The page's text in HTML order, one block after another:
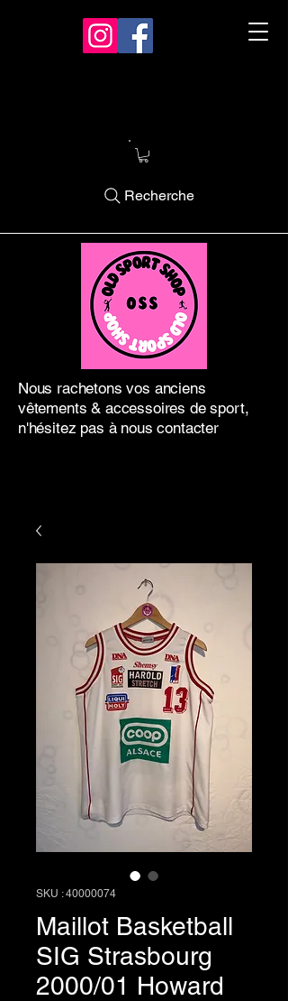
Nous rachetons vos anciens
vêtements & accessoires de sport,
n'hésitez pas à nous contacter
Recherche
SKU : 40000074
Maillot Basketball
SIG Strasbourg
2000/01 Howard